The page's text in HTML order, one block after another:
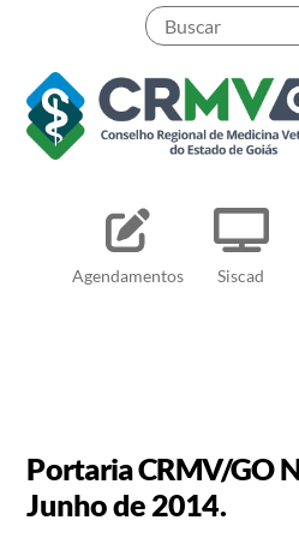
content
Agendamentos Siscad
Pesquisar
Portaria CRMV/GO
Junho de 2014.